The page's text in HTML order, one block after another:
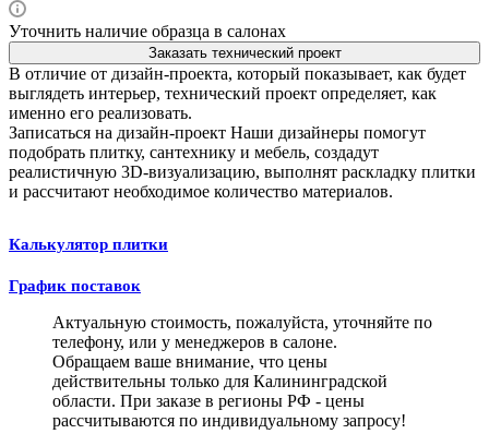
Уточнить наличие образца в салонах
Заказать технический проект
В отличие от дизайн-проекта, который показывает, как будет
выглядеть интерьер, технический проект определяет, как
именно его реализовать.
Записаться на дизайн-проект Наши дизайнеры помогут
подобрать плитку, сантехнику и мебель, создадут
реалистичную 3D-визуализацию, выполнят раскладку плитки
и рассчитают необходимое количество материалов.
Калькулятор плитки
График поставок
Актуальную стоимость, пожалуйста, уточняйте по
телефону, или у менеджеров в салоне.
Обращаем ваше внимание, что цены
действительны только для Калининградской
области. При заказе в регионы РФ - цены
рассчитываются по индивидуальному запросу!